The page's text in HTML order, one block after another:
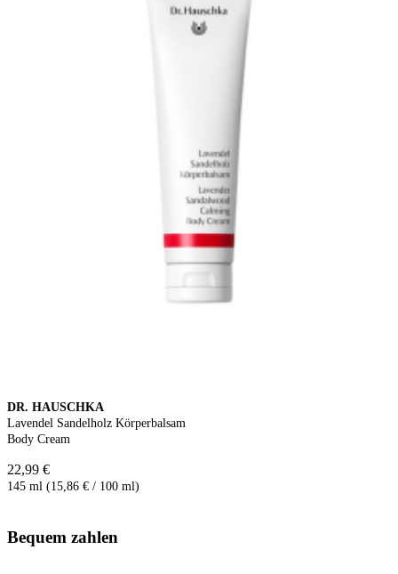
DR. HAUSCHKA
Lavendel Sandelholz Körperbalsam
Body Cream
22,99 €
145 ml (15,86 € / 100 ml)
Bequem zahlen